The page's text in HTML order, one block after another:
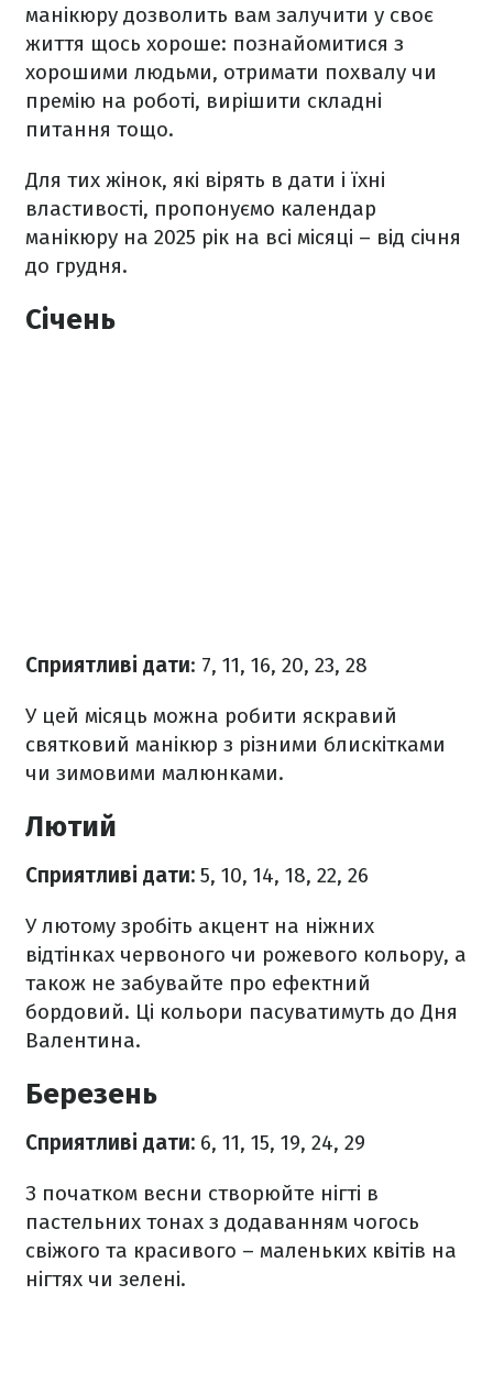
манікюру дозволить вам залучити у своє
життя щось хороше: познайомитися з
хорошими людьми, отримати похвалу чи
премію на роботі, вирішити складні
питання тощо.
Для тих жінок, які вірять в дати і їхні
властивості, пропонуємо календар
манікюру на 2025 рік на всі місяці – від січня
до грудня.
Січень
Сприятливі дати: 7, 11, 16, 20, 23, 28
У цей місяць можна робити яскравий
святковий манікюр з різними блискітками
чи зимовими малюнками.
Лютий
Сприятливі дати: 5, 10, 14, 18, 22, 26
У лютому зробіть акцент на ніжних
відтінках червоного чи рожевого кольору, а
також не забувайте про ефектний
бордовий. Ці кольори пасуватимуть до Дня
Валентина.
Березень
Сприятливі дати: 6, 11, 15, 19, 24, 29
З початком весни створюйте нігті в
пастельних тонах з додаванням чогось
свіжого та красивого – маленьких квітів на
нігтях чи зелені.